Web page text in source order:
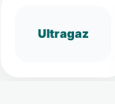
Ultragaz